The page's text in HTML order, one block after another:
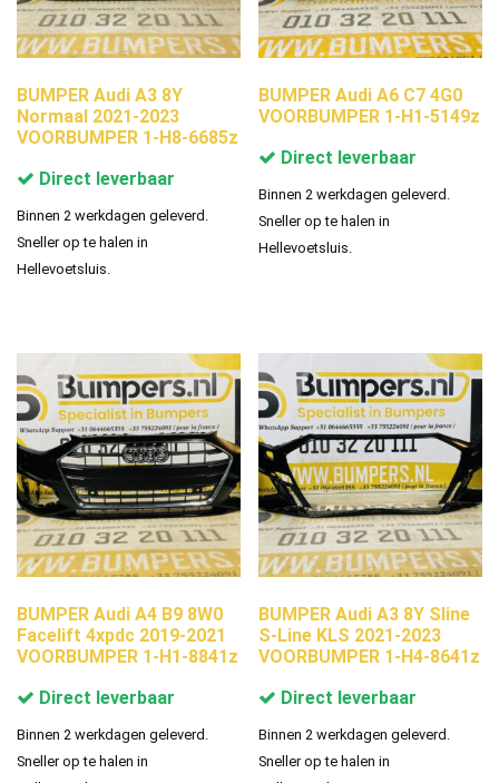
BUMPER Audi A3 8Y
Normaal 2021-2023
VOORBUMPER 1-H8-6685z
Direct leverbaar
Binnen 2 werkdagen geleverd.
Sneller op te halen in
Hellevoetsluis.
BUMPER Audi A6 C7 4G0
VOORBUMPER 1-H1-5149z
Direct leverbaar
Binnen 2 werkdagen geleverd.
Sneller op te halen in
Hellevoetsluis.
BUMPER Audi A4 B9 8W0
Facelift 4xpdc 2019-2021
VOORBUMPER 1-H1-8841z
Direct leverbaar
Binnen 2 werkdagen geleverd.
Sneller op te halen in
BUMPER Audi A3 8Y Sline
S-Line KLS 2021-2023
VOORBUMPER 1-H4-8641z
Direct leverbaar
Binnen 2 werkdagen geleverd.
Sneller op te halen in